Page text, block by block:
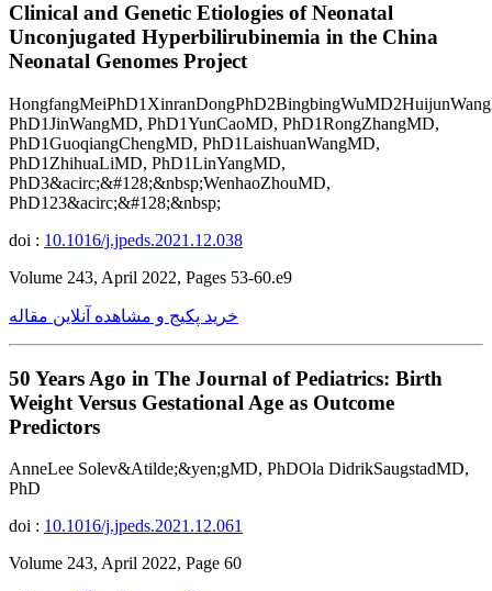
Clinical and Genetic Etiologies of Neonatal
Unconjugated Hyperbilirubinemia in the China
Neonatal Genomes Project
PhD1JinWangMD, PhD1YunCaoMD, PhD1RongZhangMD,
PhD1GuoqiangChengMD, PhD1LaishuanWangMD,
PhD1ZhihuaLiMD, PhD1LinYangMD,
PhD3&acirc;&#128;&nbsp;WenhaoZhouMD,
PhD123&acirc;&#128;&nbsp;
doi : 10.1016/j.jpeds.2021.12.038
Volume 243, April 2022, Pages 53-60.e9
خرید پکیج و مشاهده آنلاین مقاله
50 Years Ago in The Journal of Pediatrics: Birth
Weight Versus Gestational Age as Outcome
Predictors
AnneLee Solev&Atilde;&yen;gMD, PhDOla DidrikSaugstadMD,
PhD
doi : 10.1016/j.jpeds.2021.12.061
Volume 243, April 2022, Page 60